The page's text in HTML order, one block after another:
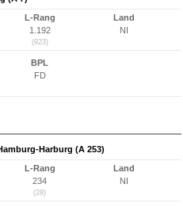
L-Rang
1.192
(923)
Land
NI
BPL
FD
Harburg (A 253)
L-Rang
234
(28)
Land
NI